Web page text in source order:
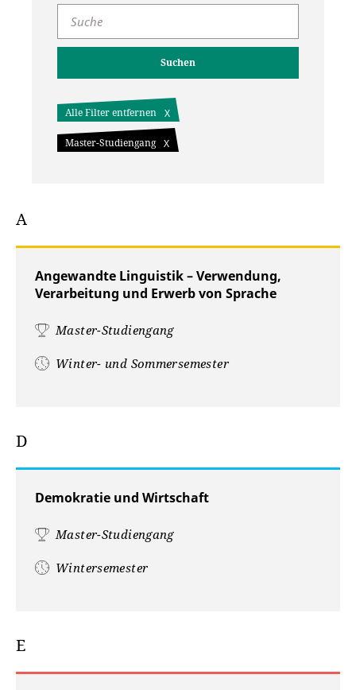
Suchen
Alle Filter entfernen
Master-Studiengang
A
Angewandte Linguistik – Verwendung,
Verarbeitung und Erwerb von Sprache
Master-Studiengang
Winter- und Sommersemester
D
Demokratie und Wirtschaft
Master-Studiengang
Wintersemester
E